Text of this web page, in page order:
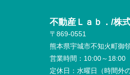
不動産Ｌａｂ．/株
〒869-0551
熊本県宇城市不知火町御
営業時間： 10:00～18:00
定休日： 水曜日（時間外